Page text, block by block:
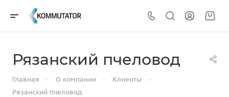
Рязанский пчеловод
Главная — О компании — Клиенты —
Рязанский пчеловод